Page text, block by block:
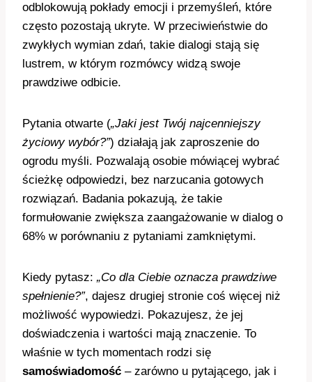
odblokowują pokłady emocji i przemyśleń, które
często pozostają ukryte. W przeciwieństwie do
zwykłych wymian zdań, takie dialogi stają się
lustrem, w którym rozmówcy widzą swoje
prawdziwe odbicie.
Pytania otwarte („Jaki jest Twój najcenniejszy
życiowy wybór?”) działają jak zaproszenie do
ogrodu myśli. Pozwalają osobie mówiącej wybrać
ścieżkę odpowiedzi, bez narzucania gotowych
rozwiązań. Badania pokazują, że takie
formułowanie zwiększa zaangażowanie w dialog o
68% w porównaniu z pytaniami zamkniętymi.
Kiedy pytasz: „Co dla Ciebie oznacza prawdziwe
spełnienie?”, dajesz drugiej stronie coś więcej niż
możliwość wypowiedzi. Pokazujesz, że jej
doświadczenia i wartości mają znaczenie. To
właśnie w tych momentach rodzi się
samoświadomość – zarówno u pytającego, jak i